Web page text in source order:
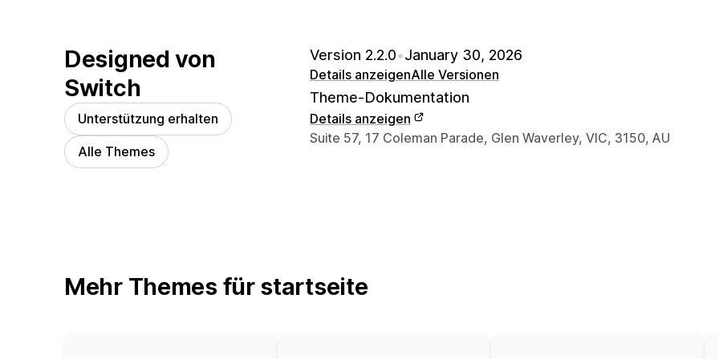
Designed von
Switch
Unterstützung erhalten
Alle Themes
Version 2.2.0•January 30, 2026
Details anzeigenAlle Versionen
Theme-Dokumentation
Details anzeigen
Designer-Kontaktdaten
Suite 57, 17 Coleman Parade, Glen Waverley, VIC, 3150, AU
Mehr Themes für startseite